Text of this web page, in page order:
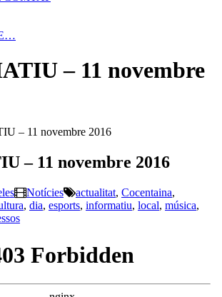
– 11 novembre
– 11 novembre 2016
– 11 novembre 2016
Notícies actualitat, Cocentaina,
, dia, esports, informatiu, local, música,